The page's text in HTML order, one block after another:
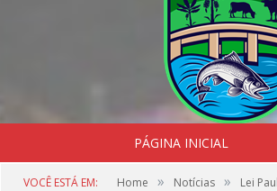
PÁGINA INICIAL
VOCÊ ESTÁ EM: Home » Notícias » Lei